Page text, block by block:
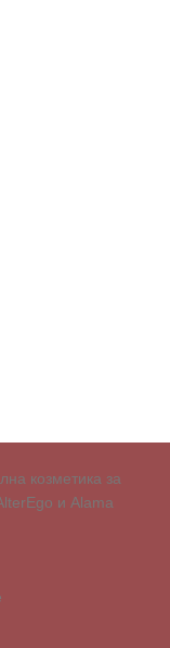
козметика за
и Alama